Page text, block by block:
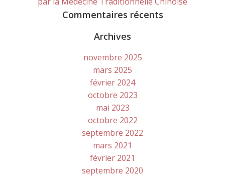
Commentaires récents
Archives
novembre 2025
mars 2025
février 2024
octobre 2023
mai 2023
octobre 2022
septembre 2022
mars 2021
février 2021
septembre 2020